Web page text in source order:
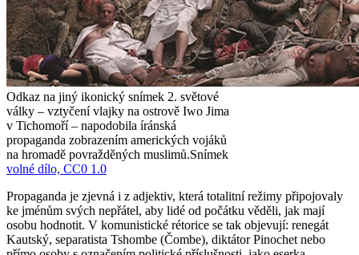
Odkaz na jiný ikonický snímek 2. světové
války – vztyčení vlajky na ostrově Iwo Jima
v Tichomoří – napodobila íránská
propaganda zobrazením amerických vojáků
na hromadě povražděných muslimů.Snímek
volné dílo, CC0 1.0
Propaganda je zjevná i z adjektiv, která totalitní režimy připojovaly
ke jménům svých nepřátel, aby lidé od počátku věděli, jak mají
osobu hodnotit. V komunistické rétorice se tak objevují: renegát
Kautský, separatista Tshombe (Čombe), diktátor Pinochet nebo